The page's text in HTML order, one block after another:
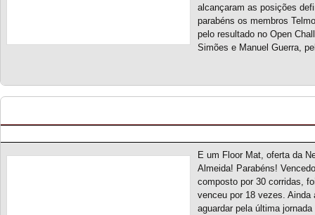
alcançaram as posições
parabéns os membros
pelo resultado no Open
Simões e Manuel Guerra,
E um Floor Mat, oferta da
Almeida! Parabéns!
composto por 30 corridas,
venceu por 18 vezes.
aguardar pela última